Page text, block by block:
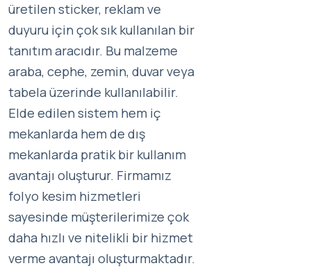
üretilen sticker, reklam ve
duyuru için çok sık kullanılan bir
tanıtım aracıdır. Bu malzeme
araba, cephe, zemin, duvar veya
tabela üzerinde kullanılabilir.
Elde edilen sistem hem iç
mekanlarda hem de dış
mekanlarda pratik bir kullanım
avantajı oluşturur. Firmamız
folyo kesim hizmetleri
sayesinde müşterilerimize çok
daha hızlı ve nitelikli bir hizmet
verme avantajı oluşturmaktadır.